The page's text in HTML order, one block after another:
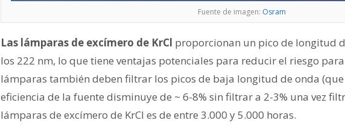
Fuente de imagen: Osram
Las lámparas de excímero de KrCl proporcionan un pico de longitud
los 222 nm, lo que tiene ventajas potenciales para reducir el riesgo
lámparas también deben filtrar los picos de baja longitud de onda
eficiencia de la fuente disminuye de ~ 6-8% sin filtrar a 2-3% una vez
lámparas de excímero de KrCl es de entre 3.000 y 5.000 horas.